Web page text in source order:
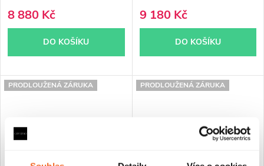
8 880 Kč
DO KOŠÍKU
9 180 Kč
DO KOŠÍKU
PRODLOUŽENÁ ZÁRUKA PRODLOUŽENÁ ZÁRUKA